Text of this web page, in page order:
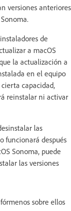
versiones anteriores
de
a macOS
la actualización a
en el equipo
capacidad,
reinstalar ni activar
las
funcionará después
Sonoma, puede
las versiones
sobre ellos